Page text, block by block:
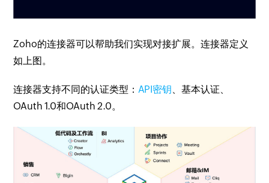
Zoho的连接器可以帮助我们实现对接扩展。连接器定义
如上图。
连接器支持不同的认证类型：API密钥、基本认证、
OAuth 1.0和OAuth 2.0。